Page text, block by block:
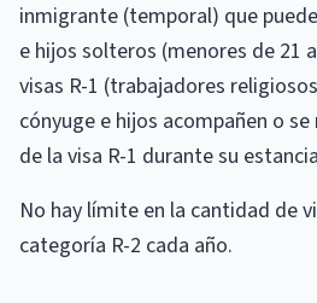
inmigrante (temporal) que
e hijos solteros (menores de 21
visas R-1 (trabajadores
cónyuge e hijos acompañen o
de la visa R-1 durante su
No hay límite en la cantidad de
categoría R-2 cada año.